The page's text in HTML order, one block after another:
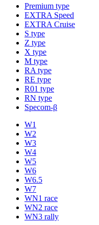
Premium type
EXTRA Speed
EXTRA Cruise
S type
Z type
X type
M type
RA type
RE type
R01 type
RN type
Specom-β
W1
W2
W3
W4
W5
W6
W6.5
W7
WN1 race
WN2 race
WN3 rally